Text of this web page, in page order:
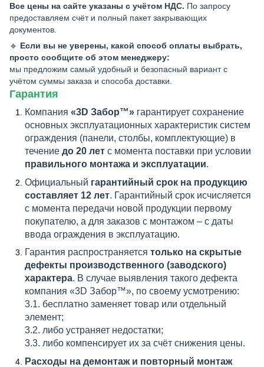
Все цены на сайте указаны с учётом НДС. По запросу
предоставляем счёт и полный пакет закрывающих
документов.
🔹 Если вы не уверены, какой способ оплаты выбрать,
просто сообщите об этом менеджеру:
мы предложим самый удобный и безопасный вариант с
учётом суммы заказа и способа доставки.
Гарантия
Компания «3D Забор™» гарантирует сохранение
основных эксплуатационных характеристик систем
ограждения (панели, столбы, комплектующие) в
течение до 20 лет с момента поставки при условии
правильного монтажа и эксплуатации.
Официальный гарантийный срок на продукцию
составляет 12 лет. Гарантийный срок исчисляется
с момента передачи новой продукции первому
покупателю, а для заказов с монтажом – с даты
ввода ограждения в эксплуатацию.
Гарантия распространяется только на скрытые
дефекты производственного (заводского)
характера. В случае выявления такого дефекта
компания «3D Забор™», по своему усмотрению:
3.1. бесплатно заменяет товар или отдельный
элемент;
3.2. либо устраняет недостатки;
3.3. либо компенсирует их за счёт снижения цены.
Расходы на демонтаж и повторный монтаж